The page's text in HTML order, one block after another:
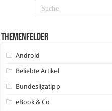
Themenfelder
Android
Beliebte Artikel
Bundesligatipp
eBook & Co